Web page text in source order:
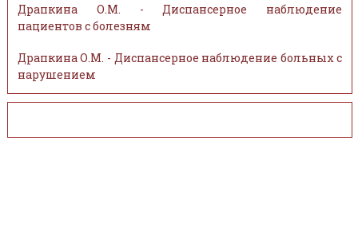
Драпкина О.М. - Диспансерное наблюдение
пациентов с болезням
Драпкина О.М. - Диспансерное наблюдение больных с
нарушением